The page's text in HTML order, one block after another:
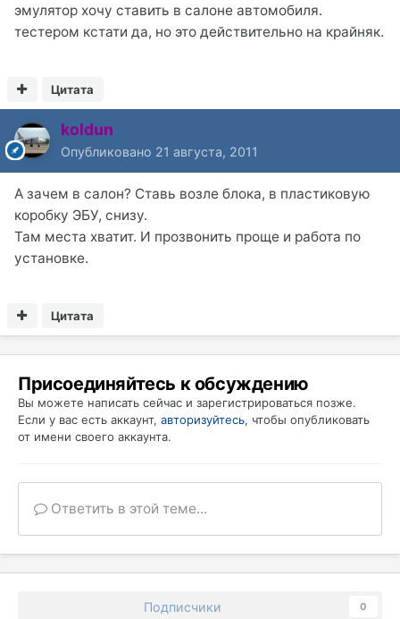
эмулятор хочу ставить в салоне автомобиля.
тестером кстати да, но это действительно на крайняк.
Цитата
koldun
Опубликовано 21 августа, 2011
А зачем в салон? Ставь возле блока, в пластиковую
коробку ЭБУ, снизу.
Там места хватит. И прозвонить проще и работа по
установке.
Цитата
Присоединяйтесь к обсуждению
Вы можете написать сейчас и зарегистрироваться позже.
Если у вас есть аккаунт, авторизуйтесь, чтобы опубликовать
от имени своего аккаунта.
Ответить в этой теме...
Подписчики 0